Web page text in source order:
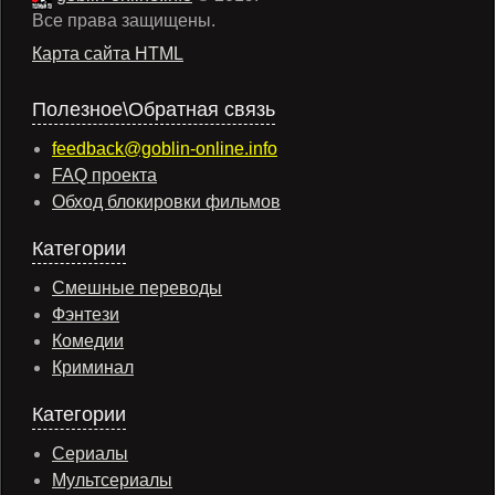
Все права защищены.
Карта сайта HTML
Полезное\Обратная связь
feedback@goblin-online.info
FAQ проекта
Обход блокировки фильмов
Категории
Смешные переводы
Фэнтези
Комедии
Криминал
Категории
Сериалы
Мультсериалы